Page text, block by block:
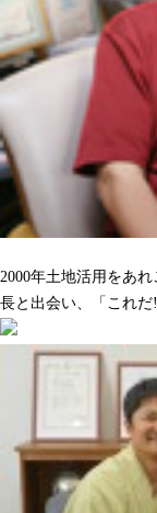
2000年土地活用をあ
長と出会い、「これだ